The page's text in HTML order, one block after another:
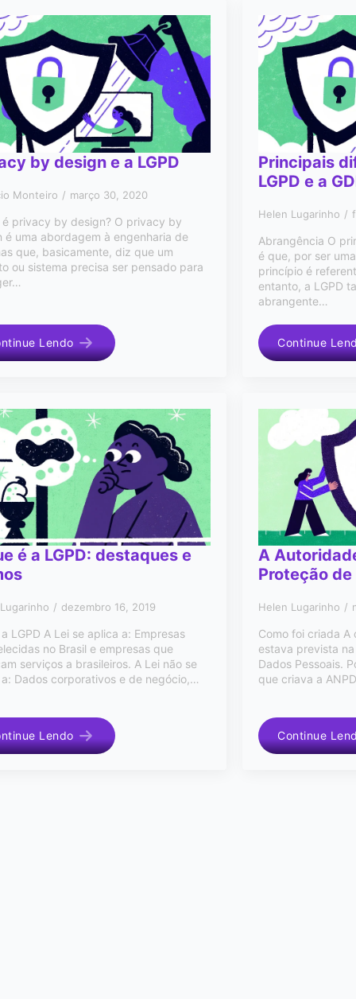
by design e a LGPD
Monteiro março 30, 2020
é privacy by design? O privacy by
é uma abordagem à engenharia de
que, basicamente, diz que um
ou sistema precisa ser pensado para
Lendo
Principais
LGPD e a
Helen Lugarinho
Abrangência O
é que, por ser
princípio é
entanto, a LGPD
abrangente…
Continue
é a LGPD: destaques e
dezembro 16, 2019
LGPD A Lei se aplica a: Empresas
no Brasil e empresas que
serviços a brasileiros. A Lei não se
Dados corporativos e de negócio,…
Lendo
A
Proteção
Helen Lugarinho
Como foi criada A
estava prevista
Dados Pessoais.
que criava a
Continue